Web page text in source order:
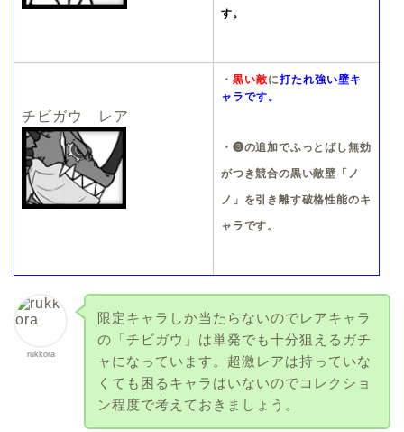
す。
チビガウ レア
・ 黒い敵に打たれ強い壁キ
ャラです。
・❸の追加でふっとばし無効
がつき競合の黒い敵壁「ノ
ノ」を引き離す破格性能のキ
ャラです。
rukkora
限定キャラしか当たらないのでレアキャラ
の「チビガウ」は単発でも十分狙えるガチ
ャになっています。超激レアは持っていな
くても困るキャラはいないのでコレクショ
ン程度で考えておきましょう。